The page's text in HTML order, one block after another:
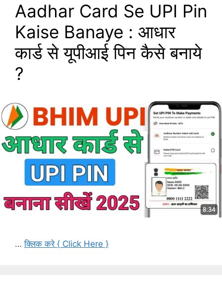
Aadhar Card Se UPI Pin
Kaise Banaye : आधार
कार्ड से यूपीआई पिन कैसे बनाये
?
…क्लिक करे { Click Here }